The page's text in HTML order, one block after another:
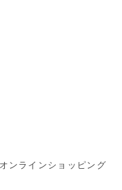
ンラインショッピング